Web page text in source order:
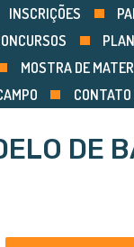
INSCRIÇÕES
MOSTRA DE
CONTATO
DE